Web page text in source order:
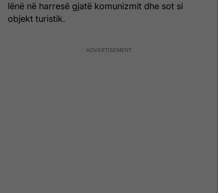
lënë në harresë gjatë komunizmit dhe sot si
objekt turistik.